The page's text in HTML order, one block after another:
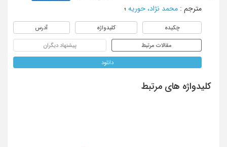
مترجم : محمد نژاد، حوریه ؛
چکیده کلیدواژه آدرس
مقالات مرتبط پیشنهاد دیگران
دانلود
کلیدواژه های مرتبط